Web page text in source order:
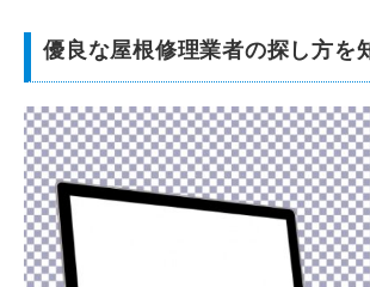
優良な屋根修理業者の探し方を